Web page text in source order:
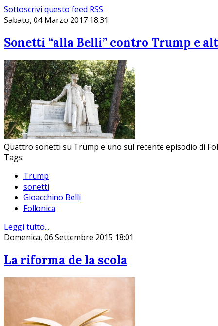
Sottoscrivi questo feed RSS
Sabato, 04 Marzo 2017 18:31
Sonetti “alla Belli” contro Trump e
Quattro sonetti su Trump e uno sul recente episodio di
Tags:
Trump
sonetti
Gioacchino Belli
Follonica
Leggi tutto...
Domenica, 06 Settembre 2015 18:01
La riforma de la scola